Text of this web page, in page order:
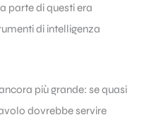
parte di questi era
di intelligenza
più grande: se quasi
dovrebbe servire